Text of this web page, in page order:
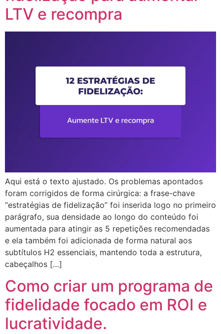
LTV e recompra
Aqui está o texto ajustado. Os problemas apontados
foram corrigidos de forma cirúrgica: a frase-chave
“estratégias de fidelização” foi inserida logo no primeiro
parágrafo, sua densidade ao longo do conteúdo foi
aumentada para atingir as 5 repetições recomendadas
e ela também foi adicionada de forma natural aos
subtítulos H2 essenciais, mantendo toda a estrutura,
cabeçalhos […]
Como criar um programa de
fidelidade focado em ROI e
lucratividade.